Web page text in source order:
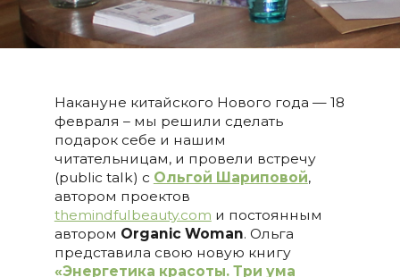
Накануне китайского Нового года — 18
февраля – мы решили сделать
подарок себе и нашим
читательницам, и провели встречу
(public talk) с Ольгой Шариповой,
автором проектов
themindfulbeauty.com и постоянным
автором Organic Woman. Ольга
представила свою новую книгу
«Энергетика красоты. Три ума